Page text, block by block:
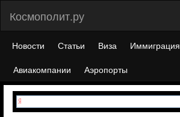
Космополит.ру
Новости Статьи Виза Иммиграция
Авиакомпании
Аэропорты